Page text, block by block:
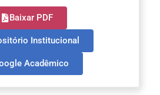
Baixar PDF
Institucional
Acadêmico